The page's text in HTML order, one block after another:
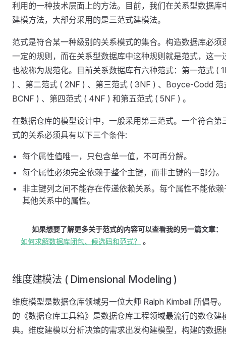
利用的一种技术层面上的方法。目前，我们在关系型数据库
建模方法，大部分采用的是三范式建模法。
范式是符合某一种级别的关系模式的集合。构造数据库必须
一定的规则，而在关系型数据库中这种规则就是范式，这一
也被称为规范化。目前关系数据库有六种范式：第一范式 (
) 、第二范式 ( 2NF ) 、第三范式 ( 3NF ) 、Boyce-Codd 范
BCNF ) 、第四范式 ( 4NF ) 和第五范式 ( 5NF ) 。
在数据仓库的模型设计中，一般采用第三范式。一个符合第
式的关系必须具有以下三个条件:
每个属性值唯一，只包含单一值，不可再分解。
每个属性必须完全依赖于整个主键，而非主键的一部分。
非主键列之间不能存在传递依赖关系。每个属性不能依赖
其他关系中的属性。
如果想要了解更多关于范式的内容可以查看我的另一篇文章：
如何求解数据库闭包、候选码和范式？
。
维度建模法 ( Dimensional Modeling )
维度模型是数据仓库领域另一位大师 Ralph Kimball 所倡导
的《数据仓库工具箱》是数据仓库工程领域最流行的数仓建
典。维度建模以分析决策的需求出发构建模型，构建的数据